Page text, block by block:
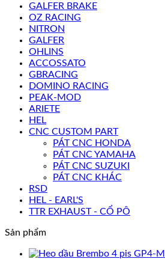
GALFER BRAKE
OZ RACING
NITRON
GALFER
OHLINS
ACCOSSATO
GBRACING
DOMINO RACING
PEAK-MOD
ARIETE
HEL
CNC CUSTOM PART
PÁT CNC HONDA
PÁT CNC YAMAHA
PÁT CNC SUZUKI
PÁT CNC KHÁC
RSD
HEL - EARL'S
TTR EXHAUST - CỔ PÔ
Sản phẩm